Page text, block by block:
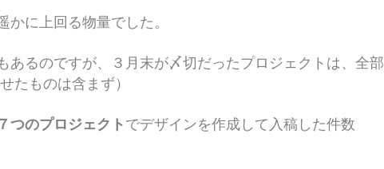
に上回る物量でした。
あるのですが、３月末が〆切だったプロジェクトは、全部
たものは含まず）
７つのプロジェクトでデザインを作成して入稿した件数